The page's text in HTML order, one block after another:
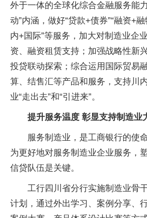
外于一体的全球化综合金融服务能
动”内涵，做好“贷款+债券”“融资+融
内+国际”等服务，加大对制造业企
资、融资租赁支持；加强战略性新
投贷联动探索；综合运用国际贸易
算、结售汇等产品和服务，支持川
业“走出去”和“引进来”。
提升服务温度 彰显支持制造业
服务制造业，是工商银行的使
为更好地对服务制造业企业服务，
信贷队伍是关键。
工行四川省分行实施制造业骨
计划，通过外出学习、案例分享、